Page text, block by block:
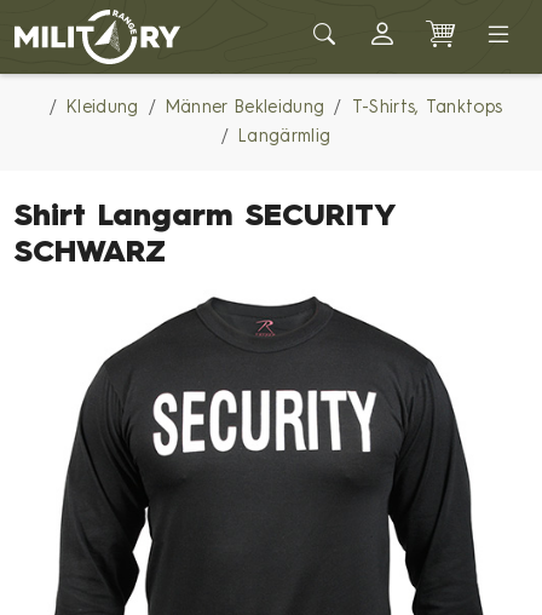
Army shop MILITARY RANGE
Kleidung Männer Bekleidung
T-Shirts, Tanktops
Langärmlig
Shirt Langarm SECURITY
SCHWARZ